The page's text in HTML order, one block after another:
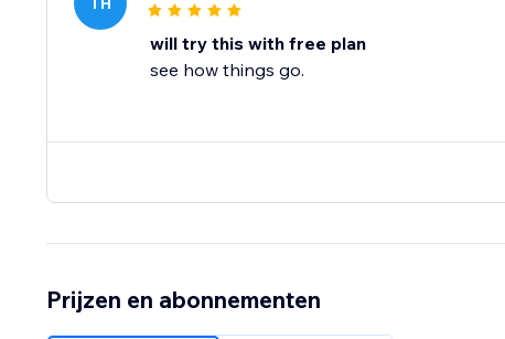
will try this with free plan
see how things go.
Prijzen en abonnementen